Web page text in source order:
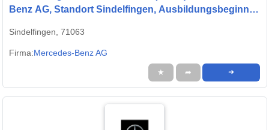
Benz AG, Standort Sindelfingen, Ausbildungsbeginn
Sindelfingen, 71063
Firma:Mercedes-Benz AG
★ ➦ ➜